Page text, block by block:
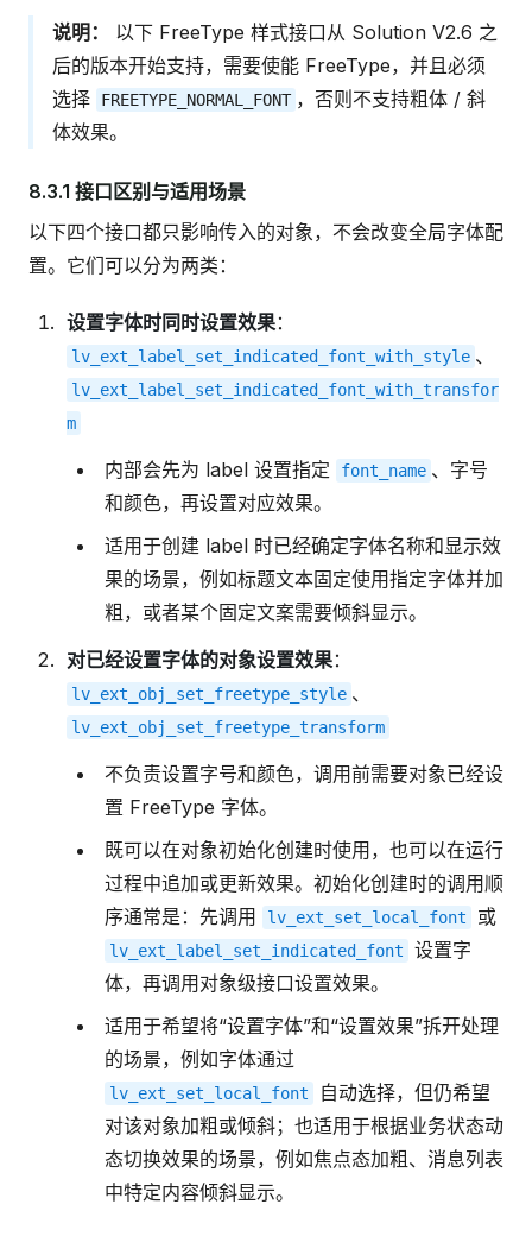
说明：
以下 FreeType 样式接口从 Solution V2.6 之
后的版本开始支持，需要使能 FreeType，并且必须
选择
FREETYPE_NORMAL_FONT ，否则不支持粗体 / 斜
体效果。
8.3.1 接口区别与适用场景
以下四个接口都只影响传入的对象，不会改变全局字体配
置。它们可以分为两类：
设置字体时同时设置效果：
lv_ext_label_set_indicated_font_with_style 、
lv_ext_label_set_indicated_font_with_transfor
m
内部会先为 label 设置指定 font_name 、字号
和颜色，再设置对应效果。
适用于创建 label 时已经确定字体名称和显示效
果的场景，例如标题文本固定使用指定字体并加
粗，或者某个固定文案需要倾斜显示。
对已经设置字体的对象设置效果：
lv_ext_obj_set_freetype_style 、
lv_ext_obj_set_freetype_transform
不负责设置字号和颜色，调用前需要对象已经设
置 FreeType 字体。
既可以在对象初始化创建时使用，也可以在运行
过程中追加或更新效果。初始化创建时的调用顺
序通常是：先调用
lv_ext_set_local_font 或
lv_ext_label_set_indicated_font
设置字
体，再调用对象级接口设置效果。
适用于希望将“设置字体”和“设置效果”拆开处理
的场景，例如字体通过
lv_ext_set_local_font
自动选择，但仍希望
对该对象加粗或倾斜；也适用于根据业务状态动
态切换效果的场景，例如焦点态加粗、消息列表
中特定内容倾斜显示。